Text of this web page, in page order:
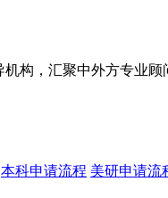
构，汇聚中外方专业
本科申请流程 美研申请流